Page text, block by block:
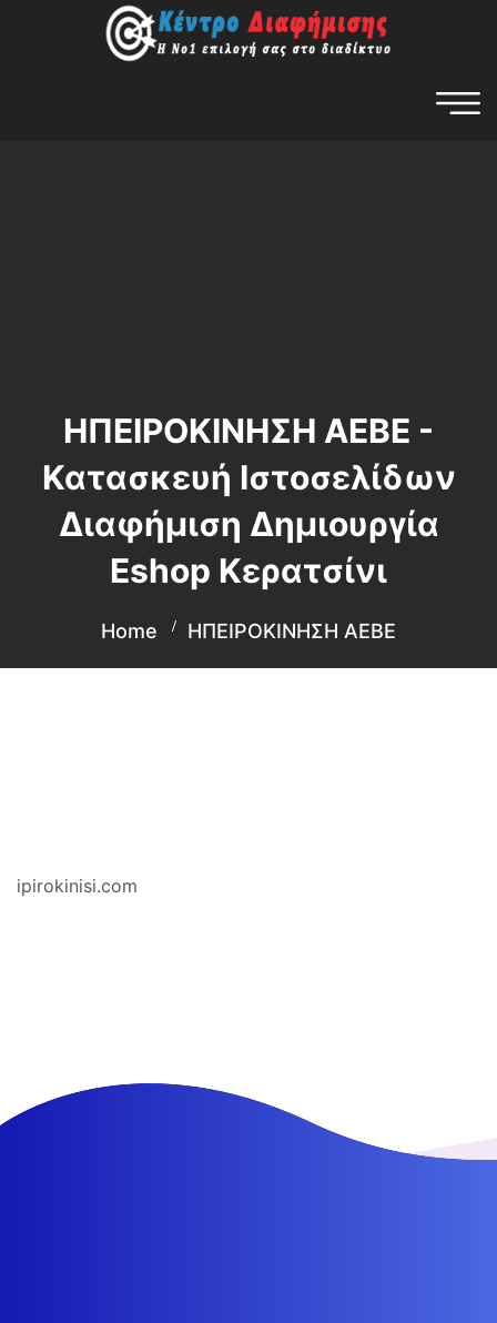
ΗΠΕΙΡΟΚΙΝΗΣΗ ΑΕΒΕ -
Κατασκευή Ιστοσελίδων
Διαφήμιση Δημιουργία
Eshop Κερατσίνι
Home ΗΠΕΙΡΟΚΙΝΗΣΗ ΑΕΒΕ
ipirokinisi.com